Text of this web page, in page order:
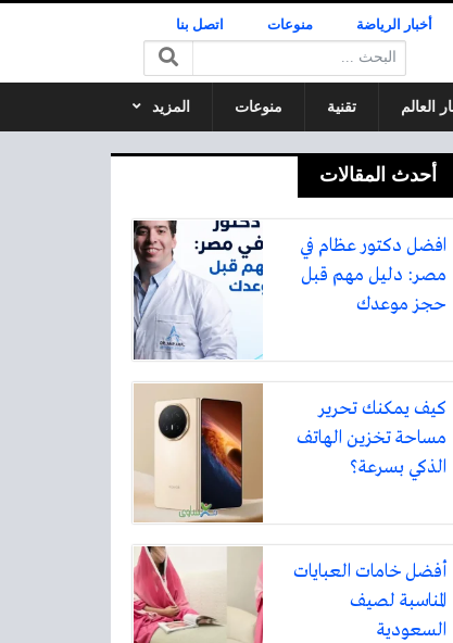
أخبار الرياضة منوعات اتصل بنا
البحث:
العالم تقنية منوعات المزيد
أحدث المقالات
افضل دكتور عظام في
مصر: دليل مهم قبل
حجز موعدك
كيف يمكنك تحرير
مساحة تخزين الهاتف
الذكي بسرعة؟
أفضل خامات العبايات
المناسبة لصيف
السعودية